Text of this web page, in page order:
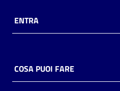
ENTRA
COSA PUOI FARE